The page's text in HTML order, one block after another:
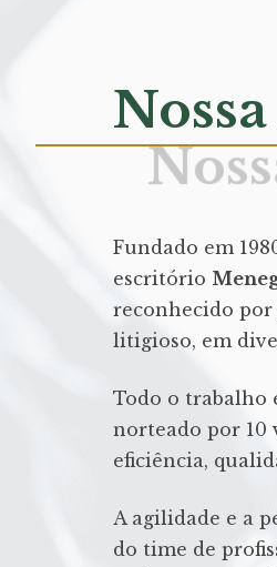
Fundado em
escritório
reconhecido
litigioso, em
Todo o trabalho
norteado por 10
eficiência,
A agilidade e a
do time de